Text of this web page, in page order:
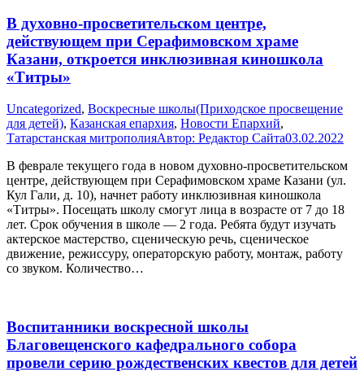
В духовно-просветительском центре,
действующем при Серафимовском храме
Казани, откроется инклюзивная киношкола
«Титры»
Uncategorized, Воскресные школы(Приходское просвещение
для детей), Казанская епархия, Новости Епархий,
Татарстанская митрополияАвтор: Редактор Сайта03.02.2022
В феврале текущего года в новом духовно-просветительском
центре, действующем при Серафимовском храме Казани (ул.
Кул Гали, д. 10), начнет работу инклюзивная киношкола
«Титры». Посещать школу смогут лица в возрасте от 7 до 18
лет. Срок обучения в школе — 2 года. Ребята будут изучать
актерское мастерство, сценическую речь, сценическое
движение, режиссуру, операторскую работу, монтаж, работу
со звуком. Количество…
Воспитанники воскресной школы
Благовещенского кафедрального собора
провели серию рождественских квестов для детей